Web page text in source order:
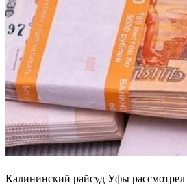
Калининский райсуд Уфы